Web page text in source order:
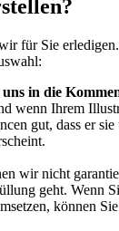
für Sie
uns in die
wenn Ihrem
gut, dass er
wir nicht
geht. Wenn
können